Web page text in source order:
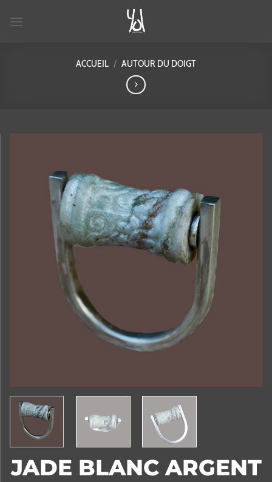
ACCUEIL / AUTOUR DU DOIGT
JADE BLANC ARGENT